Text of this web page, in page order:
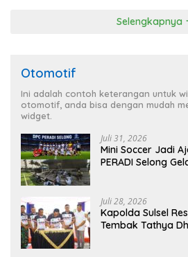
Selengkapnya
Otomotif
Ini adalah contoh keterangan untuk
otomotif, anda bisa dengan mudah
widget.
Juli 31, 2026
Mini Soccer Jadi
PERADI Selong
Juli 28, 2026
Kapolda Sulsel
Tembak Tathya